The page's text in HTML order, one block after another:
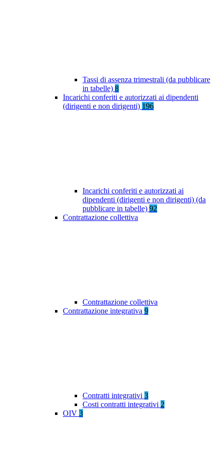
Tassi di assenza trimestrali (da pubblicare
in tabelle) 8
Incarichi conferiti e autorizzati ai dipendenti
(dirigenti e non dirigenti) 196
Incarichi conferiti e autorizzati ai
dipendenti (dirigenti e non dirigenti) (da
pubblicare in tabelle) 92
Contrattazione collettiva
Contrattazione collettiva
Contrattazione integrativa 9
Contratti integrativi 3
Costi contratti integrativi 2
OIV 3